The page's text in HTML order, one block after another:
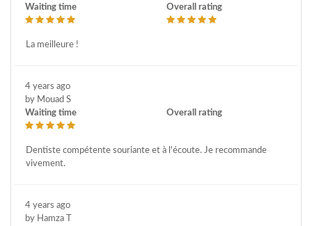
Waiting time
Overall rating
La meilleure !
4 years ago
by Mouad S
Waiting time
Overall rating
Dentiste compétente souriante et à l'écoute. Je recommande
vivement.
4 years ago
by Hamza T